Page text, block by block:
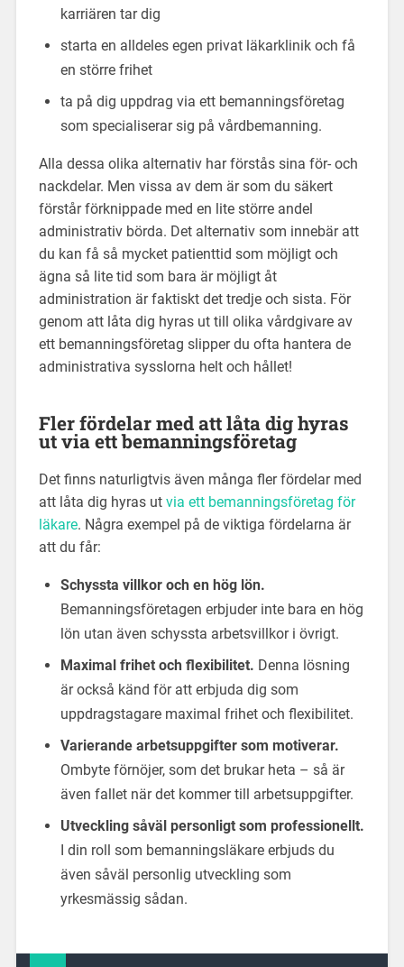
karriären tar dig
starta en alldeles egen privat läkarklinik och få
en större frihet
ta på dig uppdrag via ett bemanningsföretag
som specialiserar sig på vårdbemanning.
Alla dessa olika alternativ har förstås sina för- och
nackdelar. Men vissa av dem är som du säkert
förstår förknippade med en lite större andel
administrativ börda. Det alternativ som innebär att
du kan få så mycket patienttid som möjligt och
ägna så lite tid som bara är möjligt åt
administration är faktiskt det tredje och sista. För
genom att låta dig hyras ut till olika vårdgivare av
ett bemanningsföretag slipper du ofta hantera de
administrativa sysslorna helt och hållet!
Fler fördelar med att låta dig hyras
ut via ett bemanningsföretag
Det finns naturligtvis även många fler fördelar med
att låta dig hyras ut via ett bemanningsföretag för
läkare. Några exempel på de viktiga fördelarna är
att du får:
Schyssta villkor och en hög lön.
Bemanningsföretagen erbjuder inte bara en hög
lön utan även schyssta arbetsvillkor i övrigt.
Maximal frihet och flexibilitet. Denna lösning
är också känd för att erbjuda dig som
uppdragstagare maximal frihet och flexibilitet.
Varierande arbetsuppgifter som motiverar.
Ombyte förnöjer, som det brukar heta – så är
även fallet när det kommer till arbetsuppgifter.
Utveckling såväl personligt som professionellt.
I din roll som bemanningsläkare erbjuds du
även såväl personlig utveckling som
yrkesmässig sådan.